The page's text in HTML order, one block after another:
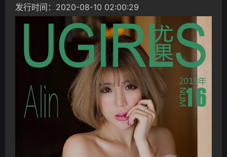
发行时间：2020-08-10 02:00:29